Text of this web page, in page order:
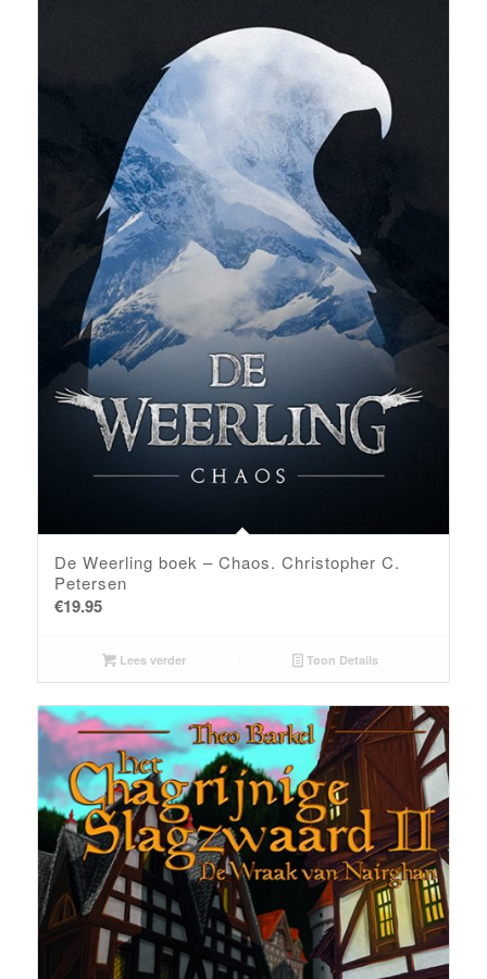
De Weerling boek – Chaos. Christopher C.
Petersen
€19.95
Lees verder Toon Details